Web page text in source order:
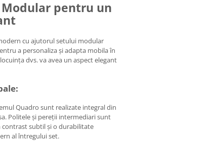
Modular pentru un
cu ajutorul setului modular
a personaliza și adapta mobila în
dvs. va avea un aspect elegant
Quadro sunt realizate integral din
Politele și pereții intermediari sunt
contrast subtil și o durabilitate
al întregului set.